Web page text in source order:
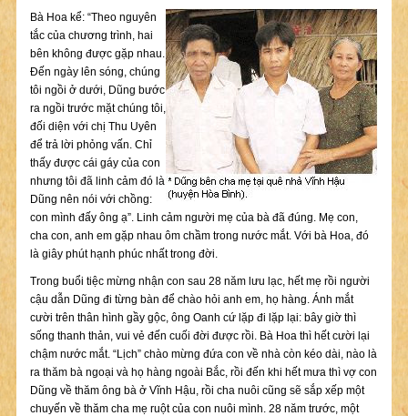
Bà Hoa kể: “Theo nguyên
tắc của chương trình, hai
bên không được gặp nhau.
Đến ngày lên sóng, chúng
tôi ngồi ở dưới, Dũng bước
ra ngồi trước mặt chúng tôi,
đối diện với chị Thu Uyên
để trả lời phỏng vấn. Chỉ
thấy được cái gáy của con
nhưng tôi đã linh cảm đó là
Dũng nên nói với chồng:
con mình đấy ông ạ”. Linh cảm người mẹ của bà đã đúng. Mẹ con,
cha con, anh em gặp nhau ôm chầm trong nước mắt. Với bà Hoa, đó
là giây phút hạnh phúc nhất trong đời.
Trong buổi tiệc mừng nhận con sau 28 năm lưu lạc, hết mẹ rồi người
cậu dẫn Dũng đi từng bàn để chào hỏi anh em, họ hàng. Ánh mắt
cười trên thân hình gầy gộc, ông Oanh cứ lặp đi lặp lại: bây giờ thì
sống thanh thản, vui vẻ đến cuối đời được rồi. Bà Hoa thì hết cười lại
chậm nước mắt. “Lịch” chào mừng đứa con về nhà còn kéo dài, nào là
ra thăm bà ngoại và họ hàng ngoài Bắc, rồi đến khi hết mưa thì vợ con
Dũng về thăm ông bà ở Vĩnh Hậu, rồi cha nuôi cũng sẽ sắp xếp một
chuyến về thăm cha mẹ ruột của con nuôi mình. 28 năm trước, một